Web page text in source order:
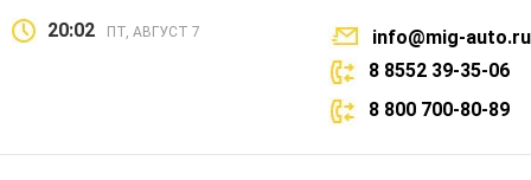
20:02 ПТ, АВГУСТ 7
info@mig-auto.ru
8 8552 39-35-06
8 800 700-80-89